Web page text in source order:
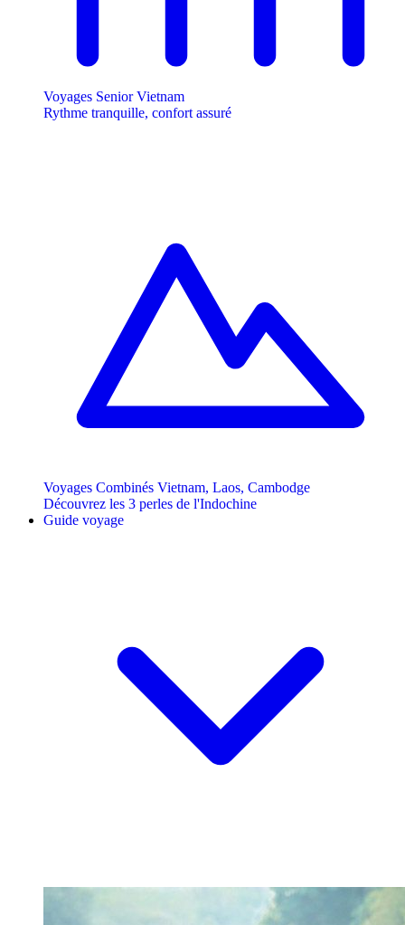
Voyages Senior Vietnam
Rythme tranquille, confort assuré
Voyages Combinés Vietnam, Laos, Cambodge
Découvrez les 3 perles de l'Indochine
Guide voyage